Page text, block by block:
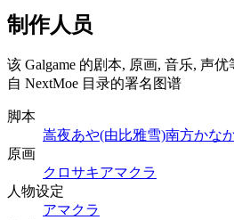
制作人员
该 Galgame 的剧本, 原画, 音乐, 声
自 NextMoe 目录的署名图谱
脚本
嵩夜あや(由比雅雪)南方かな
原画
クロサキアマクラ
人物设定
アマクラ